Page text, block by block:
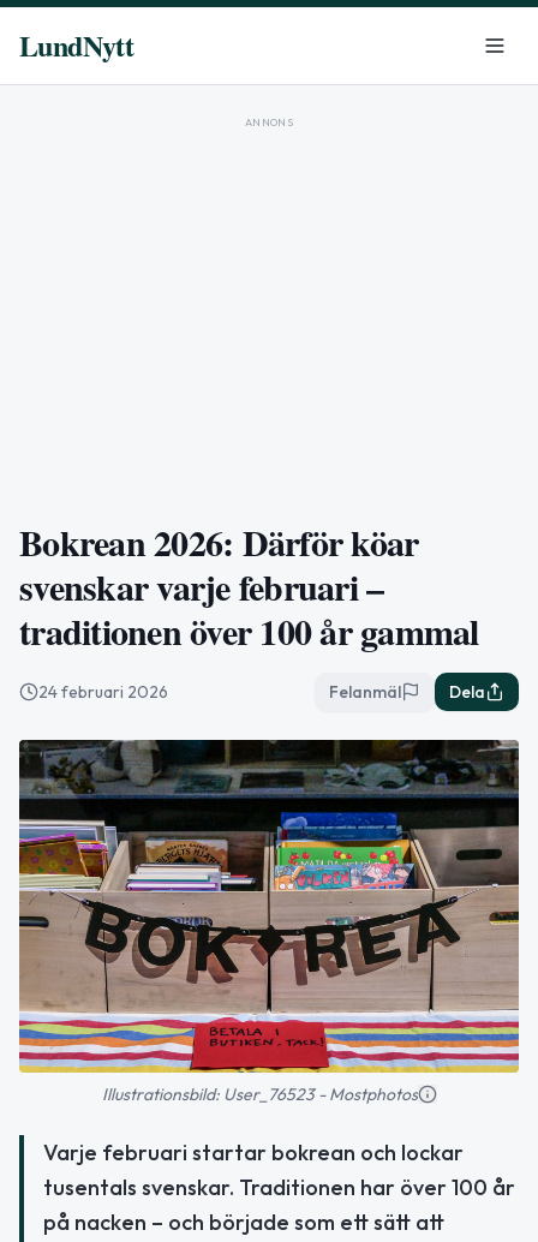
LundNytt
ANNONS
Bokrean 2026: Därför köar
svenskar varje februari –
traditionen över 100 år gammal
24 februari 2026 Felanmäl Dela
Illustrationsbild: User_76523 - Mostphotos
Varje februari startar bokrean och lockar
tusentals svenskar. Traditionen har över 100 år
på nacken – och började som ett sätt att